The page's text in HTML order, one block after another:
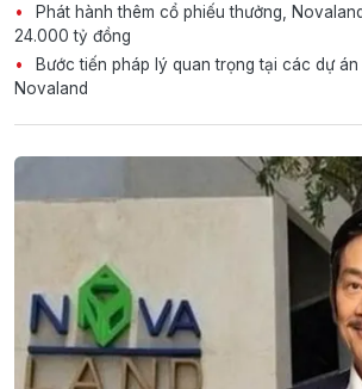
Phát hành thêm cổ phiếu thưởng,
24.000 tỷ đồng
Bước tiến pháp lý quan trọng tại các dự
Novaland